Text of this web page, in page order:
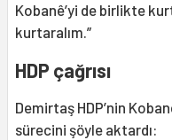
Kobanê’yi de birlikte
kurtaralım.”
HDP çağrısı
Demirtaş HDP’nin
sürecini şöyle aktardı: